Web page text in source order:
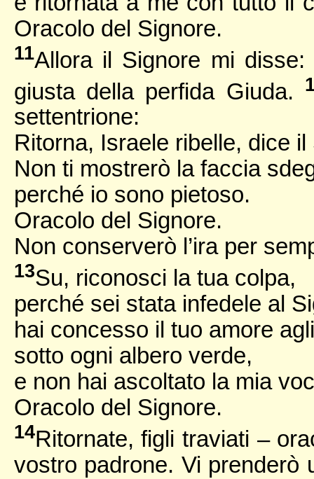
Oracolo del Signore.
11Allora il Signore mi
giusta della perfida Giuda.
settentrione:
Ritorna, Israele ribelle, dice il
Non ti mostrerò la faccia
perché io sono pietoso.
Oracolo del Signore.
Non conserverò l’ira per
13Su, riconosci la tua colpa,
perché sei stata infedele al
hai concesso il tuo amore
sotto ogni albero verde,
e non hai ascoltato la mia
Oracolo del Signore.
14Ritornate, figli traviati –
vostro padrone. Vi prenderò